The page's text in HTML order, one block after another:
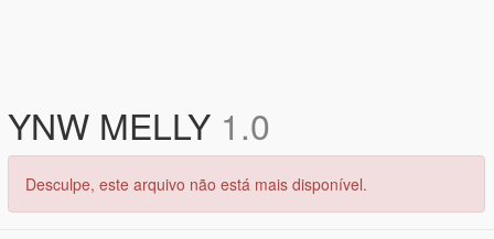
YNW MELLY 1.0
Desculpe, este arquivo não está mais disponível.